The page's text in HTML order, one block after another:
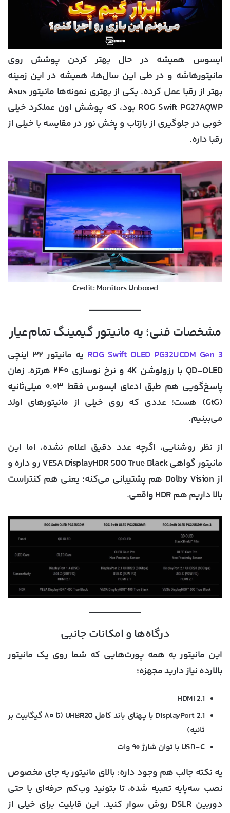
ایسوس همیشه در حال بهتر کردن پوشش روی
مانیتورهاشه و در طی این سال‌ها، همیشه در این زمینه
بهتر از رقبا عمل کرده. یکی از بهتری نمونه‌ها مانیتور Asus
ROG Swift PG27AQWP بود، که پوشش اون عملکرد خیلی
خوبی در جلوگیری از بازتاب و پخش نور در مقایسه با خیلی از
رقبا داره.
Credit: Monitors Unboxed
مشخصات فنی؛ یه مانیتور گیمینگ تمام‌عیار
ROG Swift OLED PG32UCDM Gen 3
یه مانیتور ۳۲ اینچی
QD-OLED با رزولوشن 4K و نرخ نوسازی ۲۴۰ هرتزه. زمان
پاسخ‌گویی هم طبق ادعای ایسوس فقط ۰.۰۳ میلی‌ثانیه
(GtG) هست؛ عددی که روی خیلی از مانیتورهای اولد
می‌بینیم.
از نظر روشنایی، اگرچه عدد دقیق اعلام نشده، اما این
مانیتور گواهی VESA DisplayHDR 500 True Black رو داره و
از Dolby Vision هم پشتیبانی می‌کنه؛ یعنی هم کنتراست
بالا داریم هم HDR واقعی.
درگاه‌ها و امکانات جانبی
این مانیتور به همه پورت‌هایی که شما روی یک مانیتور
بالارده نیاز دارید مجهزه؛
HDMI 2.1
DisplayPort 2.1 با پهنای باند کامل UHBR20 (تا ۸۰ گیگابیت بر
ثانیه)
USB-C با توان شارژ ۹۰ وات
یه نکته جالب هم وجود داره: بالای مانیتور یه جای مخصوص
نصب سه‌پایه تعبیه شده، تا بتونید وب‌کم حرفه‌ای یا حتی
دوربین DSLR روش سوار کنید. این قابلیت برای خیلی از